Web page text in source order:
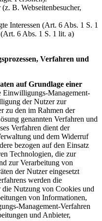
B. Webseitenbesucher,
Interessen (Art. 6 Abs. 1 S. 1
6 Abs. 1 S. 1 lit. a)
Verfahren und
auf Grundlage einer
Einwilligungs-Management-
der Nutzer zur
zu den im Rahmen der
genannten Verfahren und
Verfahren dient der
und dem Widerruf
bezogen auf den Einsatz
Technologien, die zur
zur Verarbeitung von
der Nutzer eingesetzt
werden die
Nutzung von Cookies und
von Informationen,
Management-Verfahren
und Anbieter,